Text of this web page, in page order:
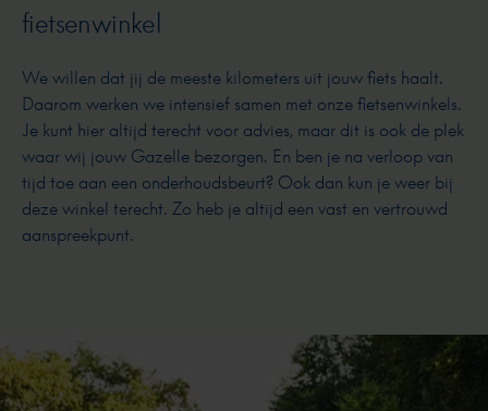
fietsenwinkel
We willen dat jij de meeste kilometers uit jouw fiets haalt.
Daarom werken we intensief samen met onze fietsenwinkels.
Je kunt hier altijd terecht voor advies, maar dit is ook de plek
waar wij jouw Gazelle bezorgen. En ben je na verloop van
tijd toe aan een onderhoudsbeurt? Ook dan kun je weer bij
deze winkel terecht. Zo heb je altijd een vast en vertrouwd
aanspreekpunt.